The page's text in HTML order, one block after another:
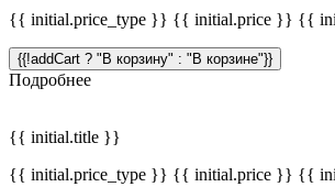
{{ initial.price_type }} {{ initial.price }} {{
{{!addCart ? "В корзину" : "В корзине"}}
Подробнее
{{ initial.title }}
{{ initial.price_type }} {{ initial.price }} {{